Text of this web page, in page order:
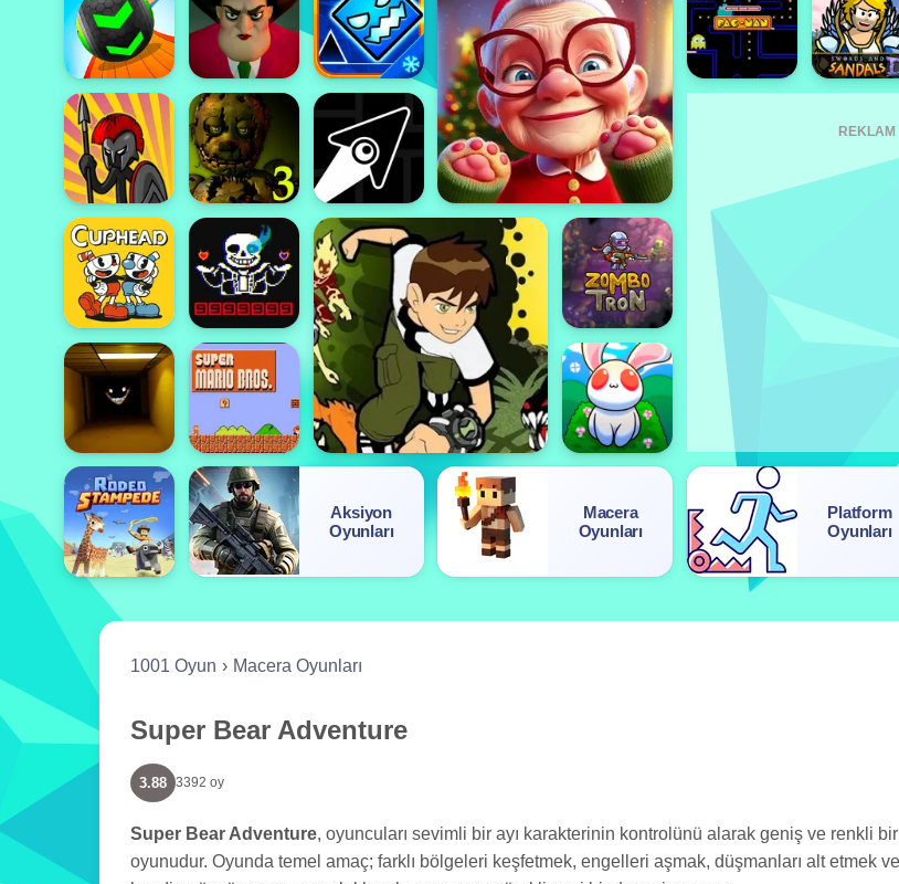
REKLAM
Aksiyon
Oyunları
Macera
Oyunları
Platform
Oyunları
1001 Oyun Macera Oyunları
Super Bear Adventure
3.88 3392 oy
Super Bear Adventure, oyuncuları sevimli bir ayı karakterinin kontrolünü alarak geniş ve renkli
oyunudur. Oyunda temel amaç; farklı bölgeleri keşfetmek, engelleri aşmak, düşmanları alt etmek